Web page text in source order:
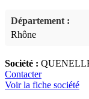
Département :
Rhône
Société :
Contacter
Voir la fiche société